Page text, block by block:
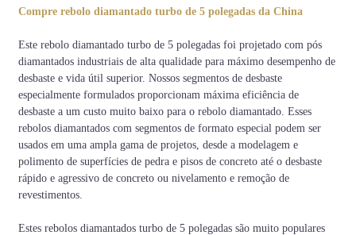
Compre rebolo diamantado turbo de 5 polegadas da China
Este rebolo diamantado turbo de 5 polegadas foi projetado com pós
diamantados industriais de alta qualidade para máximo desempenho de
desbaste e vida útil superior. Nossos segmentos de desbaste
especialmente formulados proporcionam máxima eficiência de
desbaste a um custo muito baixo para o rebolo diamantado. Esses
rebolos diamantados com segmentos de formato especial podem ser
usados ​​em uma ampla gama de projetos, desde a modelagem e
polimento de superfícies de pedra e pisos de concreto até o desbaste
rápido e agressivo de concreto ou nivelamento e remoção de
revestimentos.
Estes rebolos diamantados turbo de 5 polegadas são muito populares
De Moh 7-9 5-7 4-5 3-4 2-3
PSI
9000
5000-
5000
3000-
1500-
3500
AMP
C50-
C65
C40-
C55
C30-
C50
C20-
C40
C15-
C25
C20
Dureza
concreto
Super